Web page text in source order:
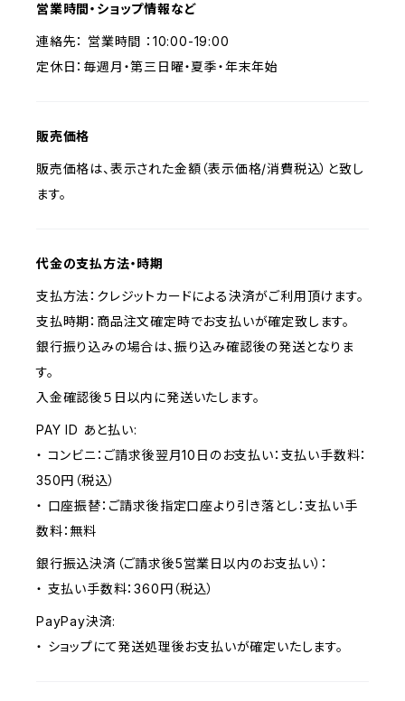
営業時間・ショップ情報など
連絡先： 営業時間 ：10:00-19:00
定休日：毎週月・第三日曜・夏季・年末年始
販売価格
販売価格は、表示された金額（表示価格/消費税込）と致し
ます。
代金の支払方法・時期
支払方法：クレジットカードによる決済がご利用頂けます。
支払時期：商品注文確定時でお支払いが確定致します。
銀行振り込みの場合は、振り込み確認後の発送となりま
す。
入金確認後５日以内に発送いたします。
PAY ID あと払い:
・ コンビニ：ご請求後翌月10日のお支払い：支払い手数料：
350円（税込）
・ 口座振替：ご請求後指定口座より引き落とし：支払い手
数料：無料
銀行振込決済（ご請求後5営業日以内のお支払い）：
・ 支払い手数料：360円（税込）
PayPay決済:
・ ショップにて発送処理後お支払いが確定いたします。